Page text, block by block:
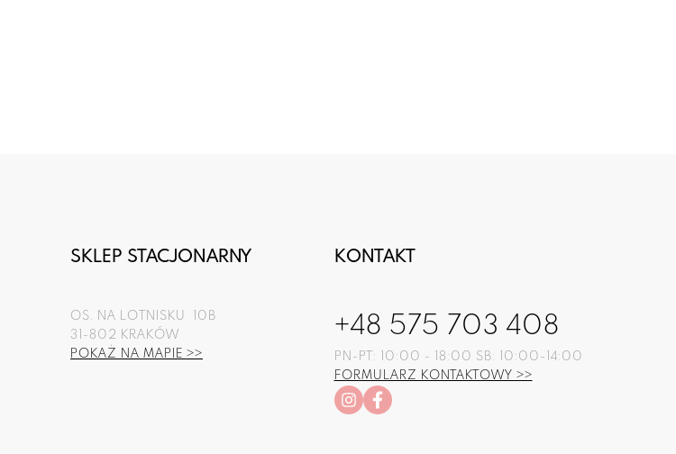
SKLEP STACJONARNY
OS. NA LOTNISKU 10B
31-802 KRAKÓW
POKAŻ NA MAPIE >>
KONTAKT
+48 575 703 408
PN-PT: 10:00 - 18:00 SB: 10:00-14:00
FORMULARZ KONTAKTOWY >>